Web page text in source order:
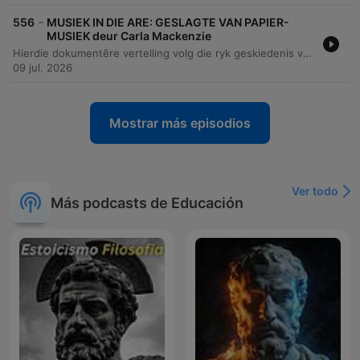
556 - MUSIEK IN DIE ARE: GESLAGTE VAN PAPIER-
MUSIEK deur Carla Mackenzie
Hierdie dokumentêre vertelling volg die ryk geskiedenis van die Papierfamilieband, 'n musiekgroep wat reeds sedert 1932 bestaan. Die storie fokus op die nalatenskap van die familie, van die stigting deur Martinez Papier tot die moderne prestasie van sy agterkleinkind, Greigin, wat die groep na die wêreldverhoog van die Chelsea Blommerskou in Londen geneem het. Die episode ondersoek die diep wortels van Langarm-musiek in die Wes-Kaap en hoe hierdie tradisie as 'n universele taal dien wat kulture en generasies verbind. Die vertelling bied 'n intieme kykie na die persoonlike groei van 'n musikant wat van kleuterjare op tromme tot by die bespeel van verskeie instrumente ontwikkel het. Dit beklemtoon die belangrikheid van respek vir tradisie, die rol van musiek in gemeenskapsgeleenthede soos troues en begrafnisse, en die trots van 'n familie wat hul kulturele erfenis met die wêreld deel.
09 jul. 2026
Mostrar más episodios
Más podcasts de Educación
Ver todo